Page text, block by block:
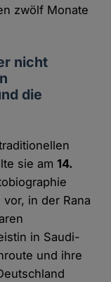
zwölf Monate
nicht
die
sie am14.
vor, in der Rana
in Saudi-
und ihre